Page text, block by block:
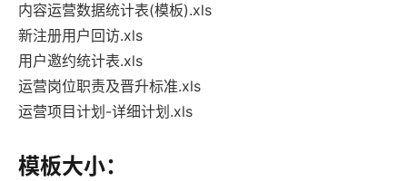
内容运营数据统计表(模板).xls
新注册用户回访.xls
用户邀约统计表.xls
运营岗位职责及晋升标准.xls
运营项目计划-详细计划.xls
模板大小：